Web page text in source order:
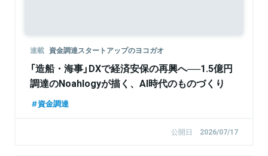
連載 資金調達スタートアップのヨコガオ
「造船・海事」DXで経済安保の再興へ──1.5億円
調達のNoahlogyが描く、AI時代のものづくり
資金調達
公開日 2026/07/17